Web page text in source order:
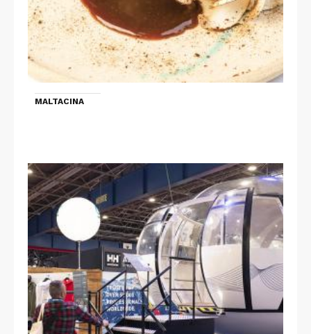
MALTACINA